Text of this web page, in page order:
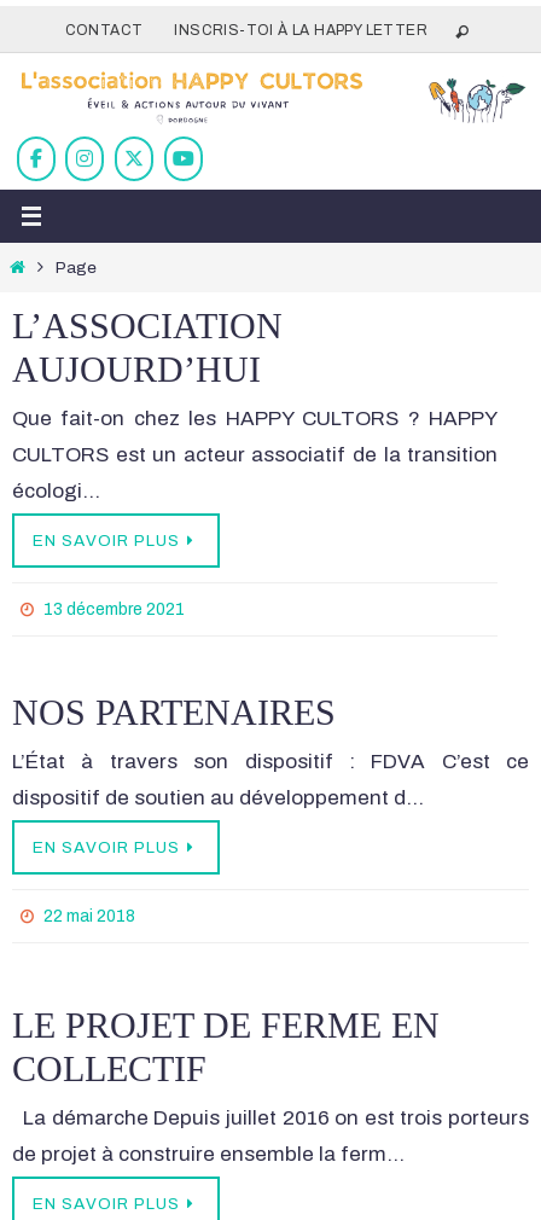
vers
contenu
CONTACT INSCRIS-TOI À LA HAPPY LETTER
HomePage
L’ASSOCIATION
AUJOURD’HUI
Que fait-on chez les HAPPY CULTORS ? HAPPY
CULTORS est un acteur associatif de la transition
écologi…
EN SAVOIR PLUS
13 décembre 2021
NOS PARTENAIRES
L’État à travers son dispositif : FDVA C’est ce
dispositif de soutien au développement d…
EN SAVOIR PLUS
22 mai 2018
LE PROJET DE FERME EN
COLLECTIF
La démarche Depuis juillet 2016 on est trois porteurs
de projet à construire ensemble la ferm…
EN SAVOIR PLUS